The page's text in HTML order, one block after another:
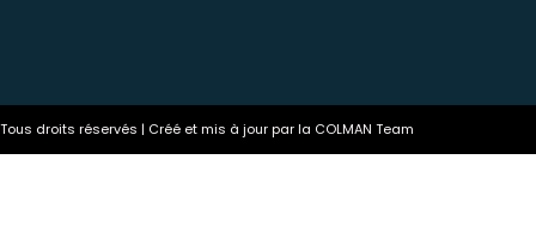
droits réservés | Créé et mis à jour par la COLMAN Team